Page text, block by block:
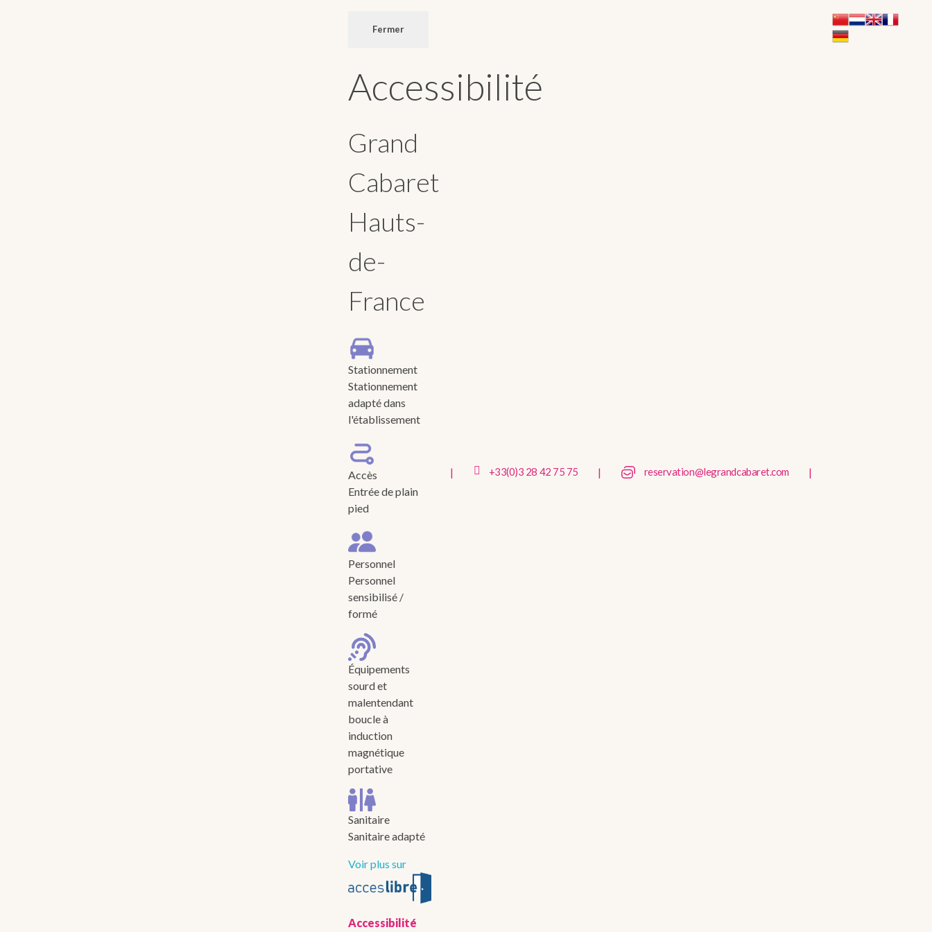
Fermer
Accessibilité
Grand
Cabaret
Hauts-
de-
France
Stationnement
Stationnement
adapté dans
l'établissement
Accès
Entrée de plain
pied
Personnel
Personnel
sensibilisé /
formé
Équipements
sourd et
malentendant
boucle à
induction
magnétique
portative
Sanitaire
Sanitaire adapté
Voir plus sur
Accessibilité
| +33(0)3 28 42 75 75 | reservation@legrandcabaret.com |